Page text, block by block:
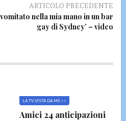
ARTICOLO PRECEDENTE
vomitato nella mia mano in un bar
gay di Sydney’ – video
LA TV VISTA DA ME >>
Amici 24 anticipazioni